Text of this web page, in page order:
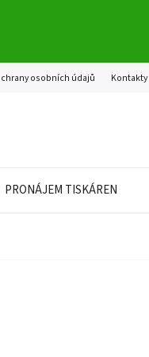
osobních údajů Kontakty
PRONÁJEM TISKÁREN